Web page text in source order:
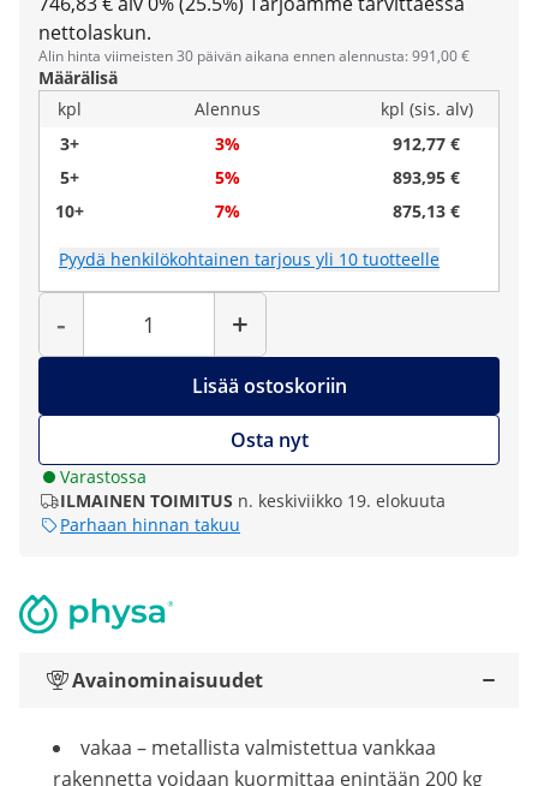
nettolaskun.
Alin hinta viimeisten 30 päivän aikana ennen alennusta: 991,00 €
Määrälisä
kpl
Alennus
kpl (sis. alv)
3+
3%
912,77 €
5+
5%
893,95 €
10+
7% 875,13 €
Pyydä henkilökohtainen tarjous yli 10 tuotteelle
-
Määrä
+
Lisää ostoskoriin
Osta nyt
Varastossa
ILMAINEN TOIMITUS n. keskiviikko 19. elokuuta
Parhaan hinnan takuu
Avainominaisuudet
vakaa – metallista valmistettua vankkaa
rakennetta voidaan kuormittaa enintään 200 kg